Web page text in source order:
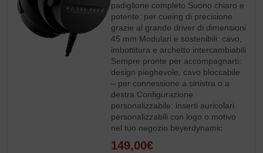
padiglione completo Suono chiaro e
potente: per cueing di precisione
grazie al grande driver di dimensioni
45 mm Modulari e sostenibili: cavo,
imbottitura e archetto intercambiabili
Sempre pronte per accompagnarti:
design pieghevole, cavo bloccabile
– per connessione a sinistra o a
destra Configurazione
personalizzabile: inserti auricolari
personalizzabili con logo o motivo
nel tuo negozio beyerdynamic
149,00€